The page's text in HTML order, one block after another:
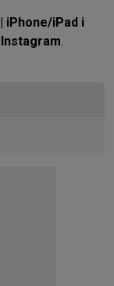
iPhone/iPad i
Instagram.